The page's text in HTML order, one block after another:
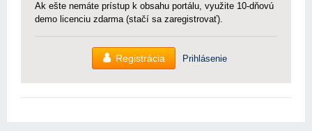
Ak ešte nemáte prístup k obsahu portálu, využite 10-dňovú
demo licenciu zdarma (stačí sa zaregistrovať).
Registrácia Prihlásenie